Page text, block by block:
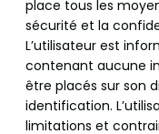
place tous les
sécurité et la
L’utilisateur est
contenant aucune
être placés sur son
identification.
limitations et